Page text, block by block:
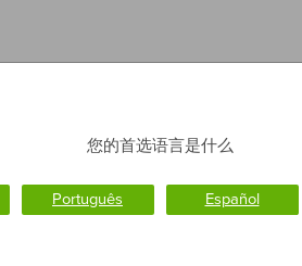
您的首选语言是什么
Português Español